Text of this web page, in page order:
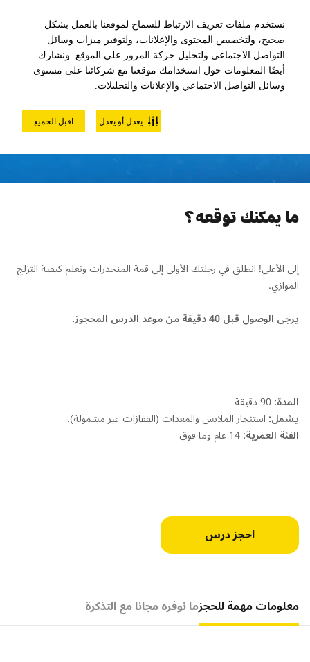
نستخدم ملفات تعريف الارتباط للسماح لموقعنا بالعمل بشكل
صحيح، ولتخصيص المحتوى والإعلانات، ولتوفير ميزات وسائل
التواصل الاجتماعي ولتحليل حركة المرور على الموقع. ونشارك
أيضًا المعلومات حول استخدامك موقعنا مع شركائنا على مستوى
وسائل التواصل الاجتماعي والإعلانات والتحليلات.
اقبل الجميع يعدل أو يعدل
درس التزلج المستوى 2 للكبار
ما يمكنك توقعه؟
إلى الأعلى! انطلق في رحلتك الأولى إلى قمة المنحدرات وتعلم كيفية التزلج
الموازي.
يرجى الوصول قبل 40 دقيقة من موعد الدرس المحجوز.
المدة:
يشمل: استئجار الملابس والمعدات (القفازات غير مشمولة).
الفئة العمرية:
احجز درس
معلومات مهمة للحجزما نوفره مجانا مع التذكرة